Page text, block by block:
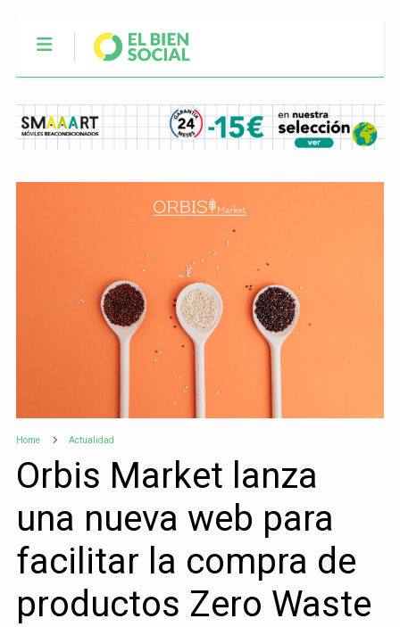
Home Actualidad
Orbis Market lanza
una nueva web para
facilitar la compra de
productos Zero Waste